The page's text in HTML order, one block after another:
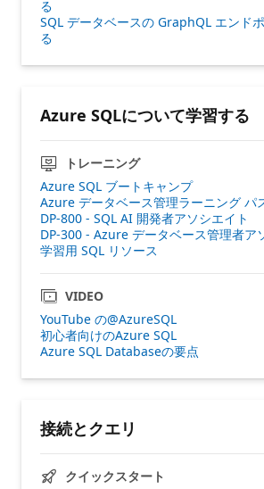
る
SQL データベースの GraphQL エンド
る
Azure SQLについて学習する
トレーニング
Azure SQL ブートキャンプ
Azure データベース管理ラーニング パ
DP-800 - SQL AI 開発者アソシエイト
DP-300 - Azure データベース管理者ア
学習用 SQL リソース
VIDEO
YouTube の@AzureSQL
初心者向けのAzure SQL
Azure SQL Databaseの要点
接続とクエリ
クイックスタート